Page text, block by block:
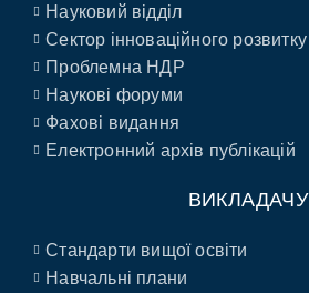
Науковий відділ
Сектор інноваційного розвитку
Проблемна НДР
Наукові форуми
Фахові видання
Електронний архів публікацій
ВИКЛАДАЧУ
Стандарти вищої освіти
Навчальні плани